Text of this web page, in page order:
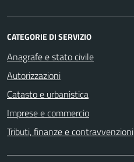
CATEGORIE DI SERVIZIO
Anagrafe e stato civile
Autorizzazioni
Catasto e urbanistica
Imprese e commercio
Tributi, finanze e contravvenzioni